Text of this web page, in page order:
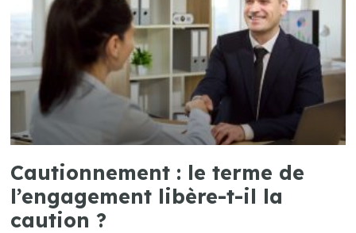
Cautionnement : le terme de
l’engagement libère-t-il la
caution ?